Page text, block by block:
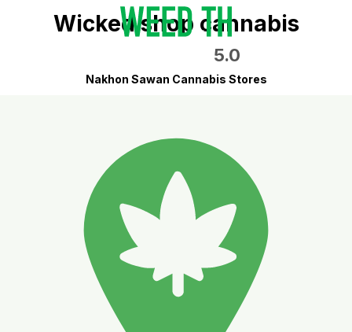
Wicked shop cannabis
5.0
Nakhon Sawan Cannabis Stores